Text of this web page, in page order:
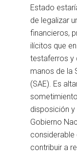
Estado
de legalizar
financieros,
ilícitos que
testaferros y
manos de la
(SAE). Es
disposición y
Gobierno
contribuir a